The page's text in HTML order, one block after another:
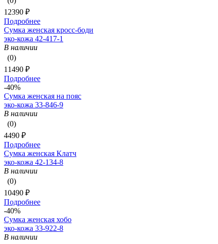
12390 ₽
Подробнее
Сумка женская кросс-боди
эко-кожа 42-417-1
В наличии
(0)
11490 ₽
Подробнее
-40%
Сумка женская на пояс
эко-кожа 33-846-9
В наличии
(0)
4490 ₽
Подробнее
Сумка женская Клатч
эко-кожа 42-134-8
В наличии
(0)
10490 ₽
Подробнее
-40%
Сумка женская хобо
эко-кожа 33-922-8
В наличии